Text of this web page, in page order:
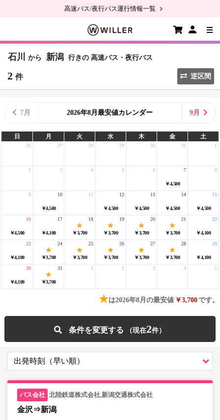
高速バス/夜行バス運行情報一覧
石川 から 新潟 行きの 高速バス・夜行バス
2 件 逆区間
7月 2026年8月最安値カレンダー 9月
日 月 火 水 木 金 土
26 27 28 29 30 31 1
2 3 4 5 6
￥4,500
7 8
9
￥4,500
10 11
￥4,500
12
￥4,500
13
￥4,500
14
￥4,500
15
￥4,500
16
￥4,100
17
￥3,700
18
￥3,700
19
￥3,700
20
￥3,700
21
￥4,100
22
￥4,100
23
￥3,700
24
￥3,700
25
￥3,700
26
￥3,700
27
￥3,700
28
￥4,100
29
￥4,100
30
￥3,700
31 1 2 3 4 5
★は2026年8月の最安値 ￥3,700です。
条件を変更する 2
北陸鉄道株式会社,新潟交通株式会社
金沢⇒新潟